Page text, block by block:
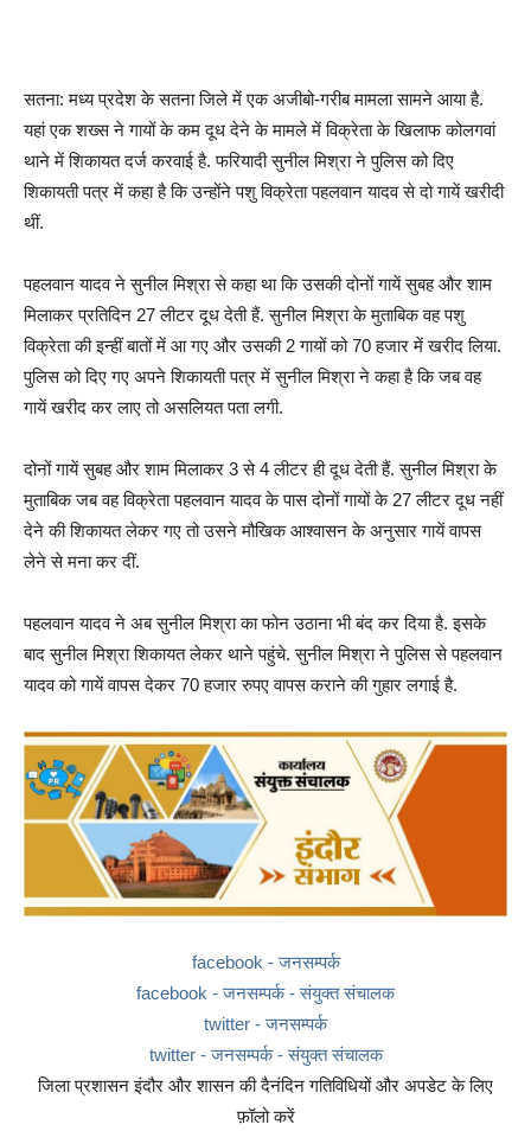
सतना: मध्य प्रदेश के सतना जिले में एक अजीबो-गरीब मामला सामने आया है.
यहां एक शख्स ने गायों के कम दूध देने के मामले में विक्रेता के खिलाफ कोलगवां
थाने में शिकायत दर्ज करवाई है. फरियादी सुनील मिश्रा ने पुलिस को दिए
शिकायती पत्र में कहा ​है कि उन्होंने पशु विक्रेता पहलवान यादव से दो गायें खरीदी
थीं.
पहलवान यादव ने सुनील मिश्रा से कहा था कि उसकी दोनों गायें सुबह और शाम
मिलाकर प्रतिदिन 27 लीटर दूध देती हैं. सुनील मिश्रा के मुताबिक वह पशु
विक्रेता की इन्हीं बातों में आ गए और उसकी 2 गायों को 70 हजार में खरीद लिया.
पुलिस को दिए गए अपने शिकायती पत्र में सुनील मिश्रा ने कहा है कि जब वह
गायें खरीद कर लाए तो असलियत पता लगी.
दोनों गायें सुबह और शाम मिलाकर 3 से 4 लीटर ही दूध देती हैं. सुनील मिश्रा के
मुताबिक जब वह विक्रेता पहलवान यादव के पास दोनों गायों के 27 लीटर दूध नहीं
देने की शिकायत लेकर गए तो उसने मौखिक आश्वासन के अनुसार गायें वापस
लेने से मना कर दीं.
पहलवान यादव ने अब सुनील मिश्रा का फोन उठाना भी बंद कर दिया है. इसके
बाद सुनील मिश्रा शिकायत लेकर थाने पहुंचे. सुनील मिश्रा ने पुलिस से पहलवान
यादव को गायें वापस देकर 70 हजार रुपए वापस कराने की गुहार लगाई है.
facebook - जनसम्पर्क
facebook - जनसम्पर्क - संयुक्त संचालक
twitter - जनसम्पर्क
twitter - जनसम्पर्क - संयुक्त संचालक
जिला प्रशासन इंदौर और शासन की दैनंदिन गतिविधियों और अपडेट के लिए
फ़ॉलो करें